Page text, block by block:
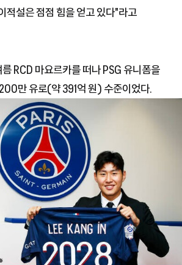
적설은 점점 힘을 얻고 있다"라고
RCD 마요르카를 떠나 PSG 유니폼을
만 유로(약 391억 원) 수준이었다.